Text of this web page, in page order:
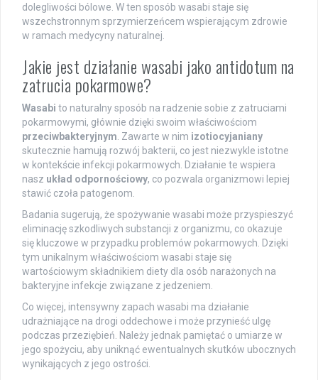
dolegliwości bólowe. W ten sposób wasabi staje się
wszechstronnym sprzymierzeńcem wspierającym zdrowie
w ramach medycyny naturalnej.
Jakie jest działanie wasabi jako antidotum na
zatrucia pokarmowe?
Wasabi to naturalny sposób na radzenie sobie z zatruciami
pokarmowymi, głównie dzięki swoim właściwościom
przeciwbakteryjnym . Zawarte w nim izotiocyjaniany
skutecznie hamują rozwój bakterii, co jest niezwykle istotne
w kontekście infekcji pokarmowych. Działanie te wspiera
nasz układ odpornościowy, co pozwala organizmowi lepiej
stawić czoła patogenom.
Badania sugerują, że spożywanie wasabi może przyspieszyć
eliminację szkodliwych substancji z organizmu, co okazuje
się kluczowe w przypadku problemów pokarmowych. Dzięki
tym unikalnym właściwościom wasabi staje się
wartościowym składnikiem diety dla osób narażonych na
bakteryjne infekcje związane z jedzeniem.
Co więcej, intensywny zapach wasabi ma działanie
udrażniające na drogi oddechowe i może przynieść ulgę
podczas przeziębień. Należy jednak pamiętać o umiarze w
jego spożyciu, aby uniknąć ewentualnych skutków ubocznych
wynikających z jego ostrości.